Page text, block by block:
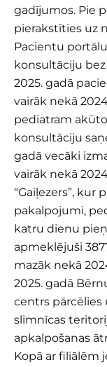
gadījumos. Pie
pierakstīties uz
Pacientu
konsultāciju
2025. gadā
vairāk nekā
pediatram
konsultāciju
gadā vecāki
vairāk nekā
“Gaiļezers”, kur
pakalpojumi,
katru dienu
apmeklējuši
mazāk nekā
2025. gadā
centrs
slimnīcas
apkalpošanas
Kopā ar filiālēm